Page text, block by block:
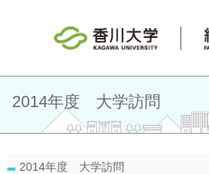
2014年度 大学訪問
2014年度 大学訪問